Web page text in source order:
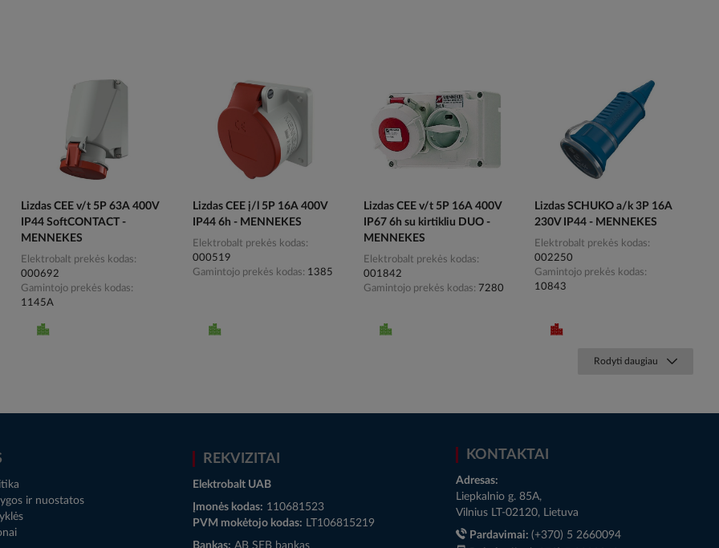
Lizdas CEE v/t 5P 63A 400V
IP44 SoftCONTACT -
MENNEKES
Elektrobalt prekės kodas
000692
Gamintojo prekės kodas
1145A
Lizdas CEE į/l 5P 16A 400V
IP44 6h - MENNEKES
Elektrobalt prekės kodas
000519
Gamintojo prekės kodas
1385
Lizdas CEE v/t 5P 16A 400V
IP67 6h su kirtikliu DUO -
MENNEKES
Elektrobalt prekės kodas
001842
Gamintojo prekės kodas
7280
Lizdas SCHUKO a/k 3P 16A
230V IP44 - MENNEKES
Elektrobalt prekės kodas
002250
Gamintojo prekės kodas
10843
Rodyti daugiau
ir nuostatos
REKVIZITAI
Elektrobalt UAB
Įmonės kodas: 110681523
PVM mokėtojo kodas: LT106815219
Bankas: AB SEB bankas
KONTAKTAI
Adresas:
Liepkalnio g. 85A,
Vilnius LT-02120, Lietuva
Pardavimai: (+370) 5 2660094